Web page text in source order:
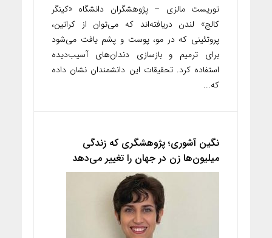
توریست مالزی – پژوهشگران دانشگاه «کینگر
کالج» لندن دریافته‌اند که می‌توان از کراتین،
پروتئینی که در مو، پوست و پشم یافت می‌شود
برای ترمیم و بازسازی دندان‌های آسیب‌دیده
استفاده کرد. تحقیقات این دانشمندان نشان داده
که...
نگین آشوری؛ پژوهشگری که زندگی
میلیون‌ها زن در جهان را تغییر می‌دهد